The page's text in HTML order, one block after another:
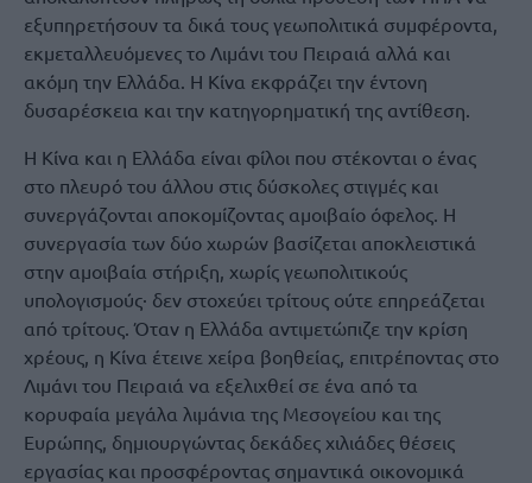
εξυπηρετήσουν τα δικά τους γεωπολιτικά συμφέροντα,
εκμεταλλευόμενες το Λιμάνι του Πειραιά αλλά και
ακόμη την Ελλάδα. Η Κίνα εκφράζει την έντονη
δυσαρέσκεια και την κατηγορηματική της αντίθεση.
Η Κίνα και η Ελλάδα είναι φίλοι που στέκονται ο ένας
στο πλευρό του άλλου στις δύσκολες στιγμές και
συνεργάζονται αποκομίζοντας αμοιβαίο όφελος. Η
συνεργασία των δύο χωρών βασίζεται αποκλειστικά
στην αμοιβαία στήριξη, χωρίς γεωπολιτικούς
υπολογισμούς· δεν στοχεύει τρίτους ούτε επηρεάζεται
από τρίτους. Όταν η Ελλάδα αντιμετώπιζε την κρίση
χρέους, η Κίνα έτεινε χείρα βοηθείας, επιτρέποντας στο
Λιμάνι του Πειραιά να εξελιχθεί σε ένα από τα
κορυφαία μεγάλα λιμάνια της Μεσογείου και της
Ευρώπης, δημιουργώντας δεκάδες χιλιάδες θέσεις
εργασίας και προσφέροντας σημαντικά οικονομικά